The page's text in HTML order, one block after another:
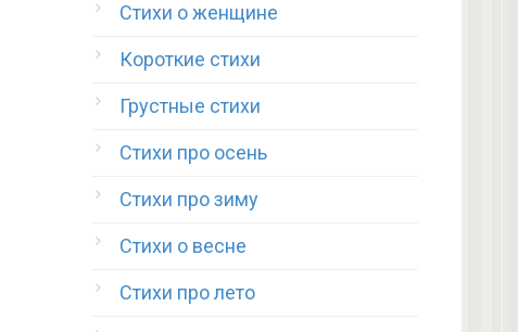
Стихи о женщине
Короткие стихи
Грустные стихи
Стихи про осень
Стихи про зиму
Стихи о весне
Стихи про лето